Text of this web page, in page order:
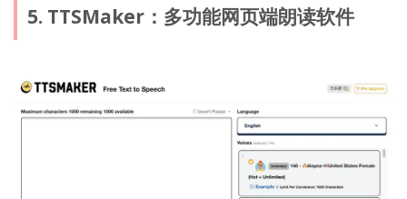
5. TTSMaker：多功能网页端朗读软件